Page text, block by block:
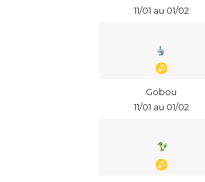
11/01 au 01/02
Gobou
11/01 au 01/02